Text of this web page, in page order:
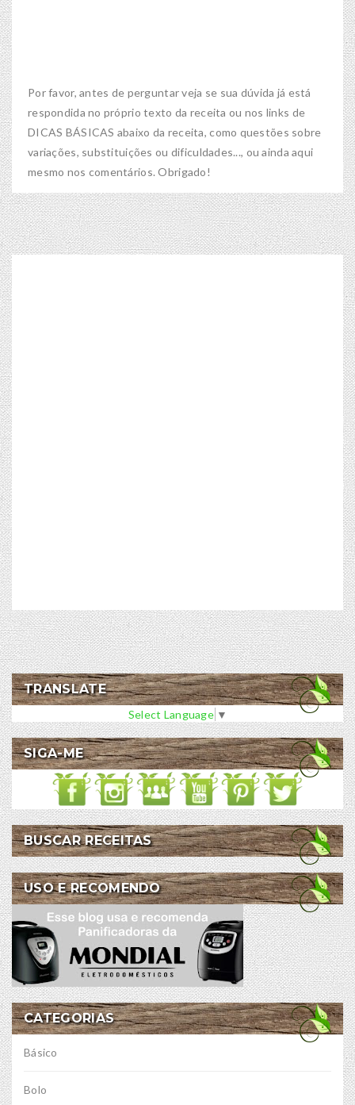
Por favor, antes de perguntar veja se sua dúvida já está
respondida no próprio texto da receita ou nos links de
DICAS BÁSICAS abaixo da receita, como questões sobre
variações, substituições ou dificuldades..., ou ainda aqui
mesmo nos comentários. Obrigado!
TRANSLATE
Select Language ▼
SIGA-ME
BUSCAR RECEITAS
USO E RECOMENDO
CATEGORIAS
Básico
Bolo